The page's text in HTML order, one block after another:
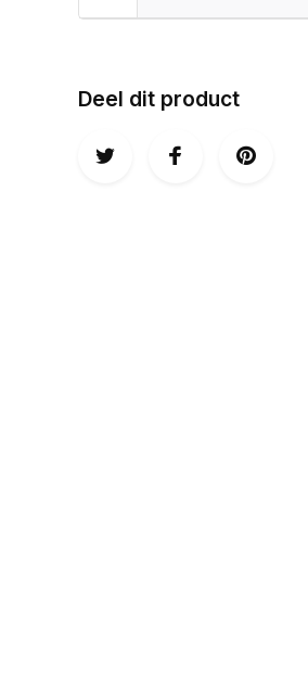
Deel dit product